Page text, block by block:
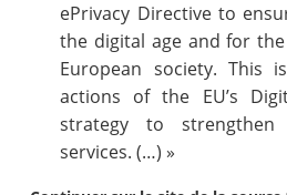
ePrivacy Directive to
the digital age and for
European society. This
actions of the EU’s
strategy to
services. (…) »